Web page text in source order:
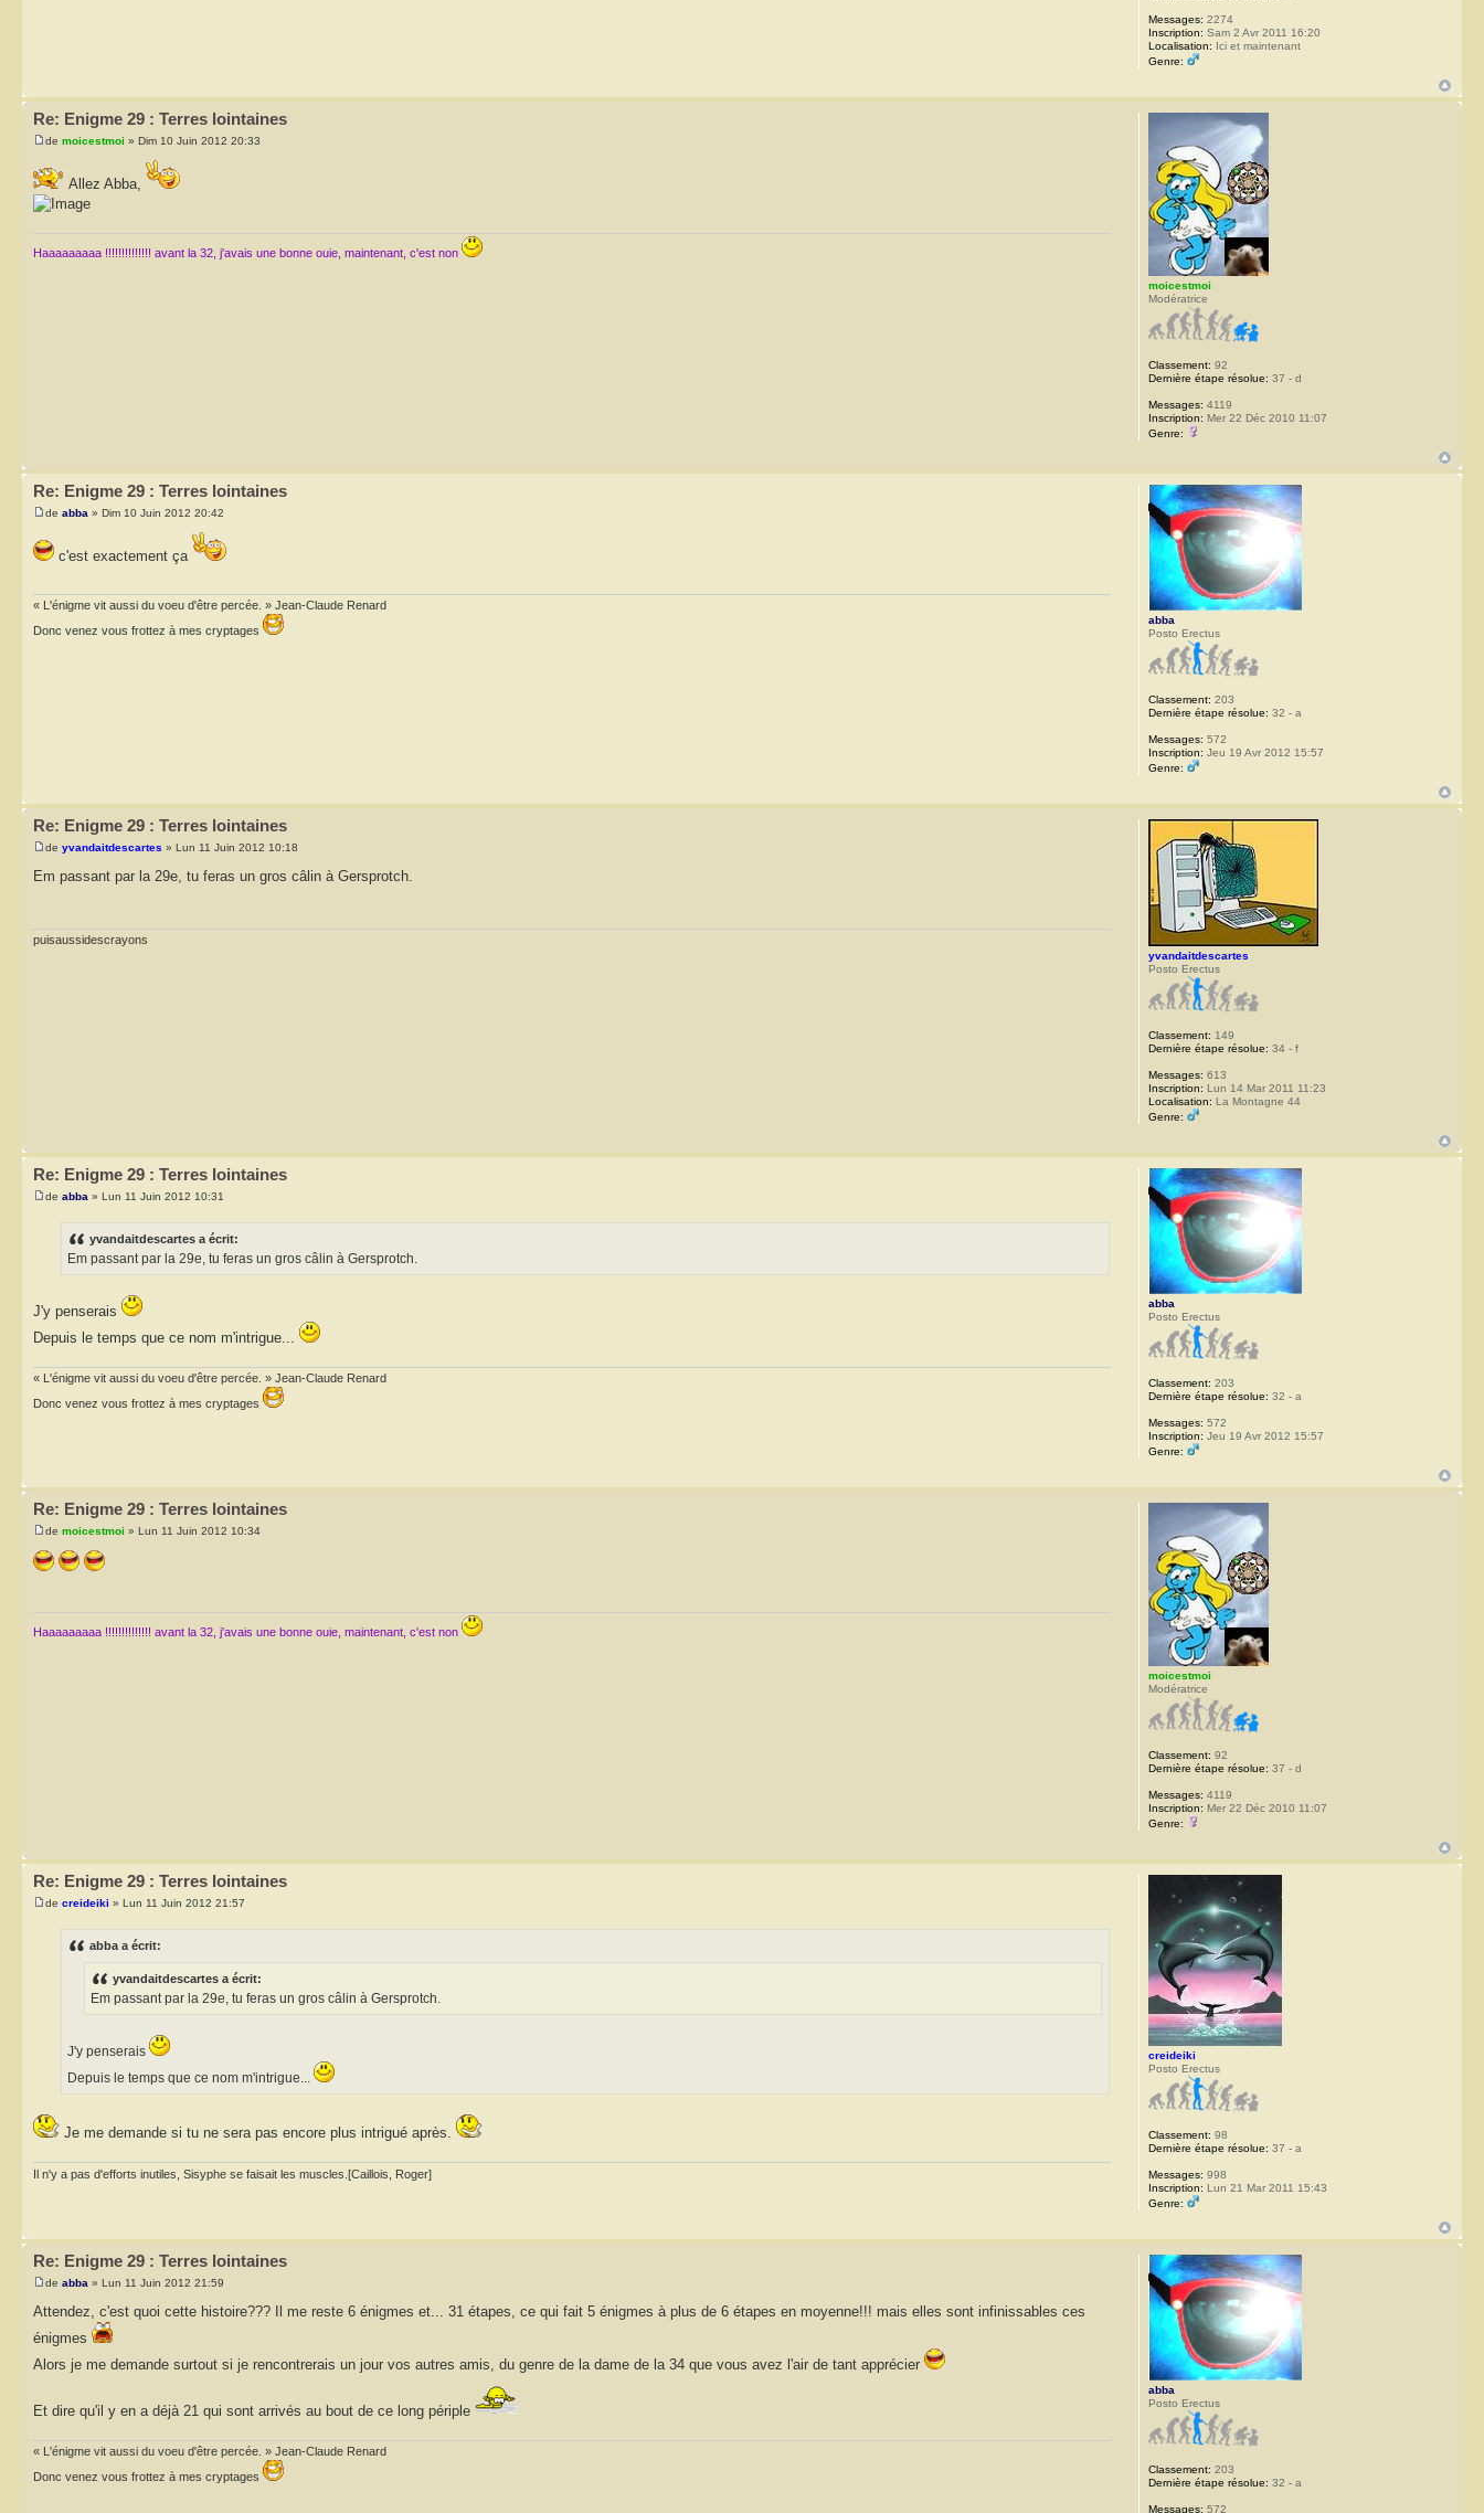
Messages: 2274
Inscription: Sam 2 Avr 2011 16:20
Localisation: Ici et maintenant
Genre:
Re: Enigme 29 : Terres lointaines
de moicestmoi » Dim 10 Juin 2012 20:33
Allez Abba,
Haaaaaaaaa !!!!!!!!!!!!!! avant la 32, j'avais une bonne ouie, maintenant, c'est non
moicestmoi
Modératrice
Classement: 92
Dernière étape résolue: 37 - d
Messages: 4119
Inscription: Mer 22 Déc 2010 11:07
Genre:
Re: Enigme 29 : Terres lointaines
de abba » Dim 10 Juin 2012 20:42
c'est exactement ça
« L'énigme vit aussi du voeu d'être percée. » Jean-Claude Renard
Donc venez vous frottez à mes cryptages
abba
Posto Erectus
Classement: 203
Dernière étape résolue: 32 - a
Messages: 572
Inscription: Jeu 19 Avr 2012 15:57
Genre:
Re: Enigme 29 : Terres lointaines
de yvandaitdescartes » Lun 11 Juin 2012 10:18
Em passant par la 29e, tu feras un gros câlin à Gersprotch.
puisaussidescrayons
yvandaitdescartes
Posto Erectus
Classement: 149
Dernière étape résolue: 34 - f
Messages: 613
Inscription: Lun 14 Mar 2011 11:23
Localisation: La Montagne 44
Genre:
Re: Enigme 29 : Terres lointaines
de abba » Lun 11 Juin 2012 10:31
yvandaitdescartes a écrit:
Em passant par la 29e, tu feras un gros câlin à Gersprotch.
J'y penserais
Depuis le temps que ce nom m'intrigue...
« L'énigme vit aussi du voeu d'être percée. » Jean-Claude Renard
Donc venez vous frottez à mes cryptages
abba
Posto Erectus
Classement: 203
Dernière étape résolue: 32 - a
Messages: 572
Inscription: Jeu 19 Avr 2012 15:57
Genre:
Re: Enigme 29 : Terres lointaines
de moicestmoi » Lun 11 Juin 2012 10:34
Haaaaaaaaa !!!!!!!!!!!!!! avant la 32, j'avais une bonne ouie, maintenant, c'est non
moicestmoi
Modératrice
Classement: 92
Dernière étape résolue: 37 - d
Messages: 4119
Inscription: Mer 22 Déc 2010 11:07
Genre:
Re: Enigme 29 : Terres lointaines
de creideiki » Lun 11 Juin 2012 21:57
abba a écrit:
yvandaitdescartes a écrit:
Em passant par la 29e, tu feras un gros câlin à Gersprotch.
J'y penserais
Depuis le temps que ce nom m'intrigue...
Je me demande si tu ne sera pas encore plus intrigué après.
Il n'y a pas d'efforts inutiles, Sisyphe se faisait les muscles.[Caillois, Roger]
creideiki
Posto Erectus
Classement: 98
Dernière étape résolue: 37 - a
Messages: 998
Inscription: Lun 21 Mar 2011 15:43
Genre:
Re: Enigme 29 : Terres lointaines
de abba » Lun 11 Juin 2012 21:59
Attendez, c'est quoi cette histoire??? Il me reste 6 énigmes et... 31 étapes, ce qui fait 5 énigmes à plus de 6 étapes en moyenne!!! mais elles sont infinissables ces
énigmes
Alors je me demande surtout si je rencontrerais un jour vos autres amis, du genre de la dame de la 34 que vous avez l'air de tant apprécier
Et dire qu'il y en a déjà 21 qui sont arrivés au bout de ce long périple
« L'énigme vit aussi du voeu d'être percée. » Jean-Claude Renard
Donc venez vous frottez à mes cryptages
abba
Posto Erectus
Classement: 203
Dernière étape résolue: 32 - a
Messages: 572